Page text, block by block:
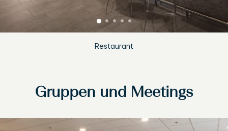
Restaurant
Gruppen und Meetings